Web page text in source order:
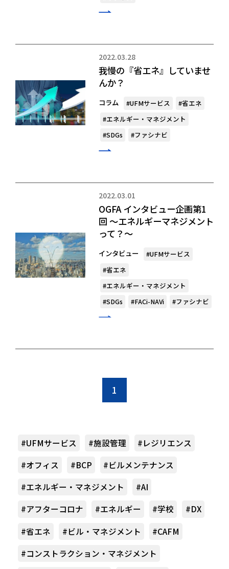
2022.03.28
我慢の『省エネ』していませ
んか？
コラム #UFMサービス
#省エネ
#エネルギー・マネジメント
#SDGs
#ファシナビ
2022.03.01
OGFA インタビュー企画第1
回 ～エネルギーマネジメント
って？〜
インタビュー
#UFMサービス
#省エネ
#エネルギー・マネジメント
#SDGs
#FACi-NAVi #ファシナビ
1
#UFMサービス #施設管理
#レジリエンス
#オフィス
#BCP
#ビルメンテナンス
#エネルギー・マネジメント
#AI
#アフターコロナ
#エネルギー #学校
#DX
#省エネ
#ビル・マネジメント
#CAFM
#コンストラクション・マネジメント